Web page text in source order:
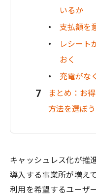
いるか
支払額を
レシート
おく
充電がな
まとめ：お
方法を選ぼう
キャッシュレス化が推
導入する事業所が増え
利用を希望するユーザ